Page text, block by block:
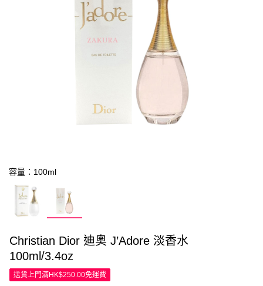
容量：100ml
Christian Dior 迪奥 J’Adore 淡香水
100ml/3.4oz
送貨上門滿HK$250.00免運費